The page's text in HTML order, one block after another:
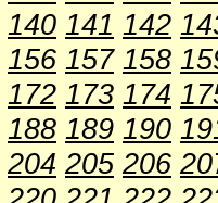
140 141 142
156 157 158
172 173 174
188 189 190
204 205 206